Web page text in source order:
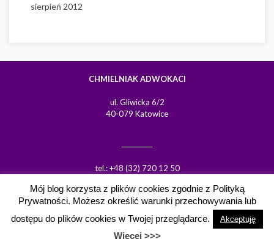
sierpień 2012
CHMIELNIAK ADWOKACI
ul. Gliwicka 6/2
40-079 Katowice
tel.: +48 (32) 720 12 50
fax: +48 (32) 720 12 51
email:lchmielniak@chmielniak.com.pl
Mój blog korzysta z plików cookies zgodnie z Polityką
Prywatności. Możesz określić warunki przechowywania lub
dostępu do plików cookies w Twojej przeglądarce.
Akceptuję
Więcej >>>